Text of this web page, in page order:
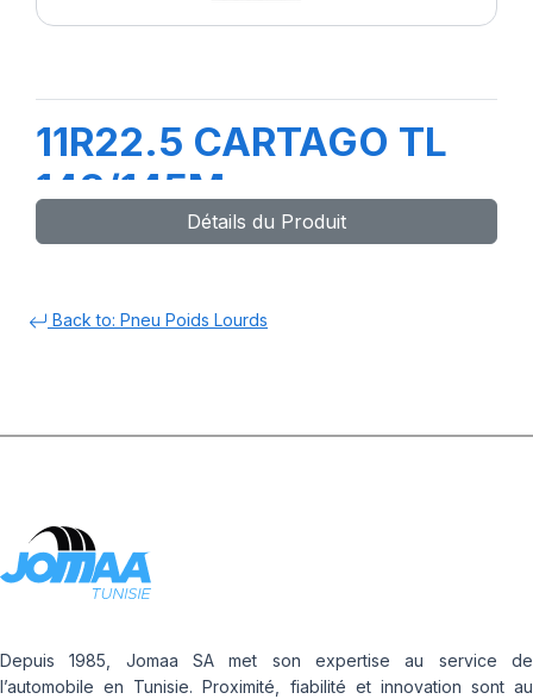
11R22.5 CARTAGO TL
148/145M
Détails du Produit
Back to: Pneu Poids Lourds
Depuis 1985, Jomaa SA met son expertise au service de
l’automobile en Tunisie. Proximité, fiabilité et innovation sont au